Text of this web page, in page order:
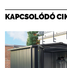
KAPCSOLÓDÓ